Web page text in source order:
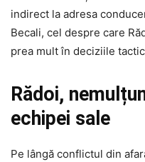
indirect la adresa
Becali, cel despre care
prea mult în deciziile
Rădoi,
echipei sale
Pe lângă conflictul din